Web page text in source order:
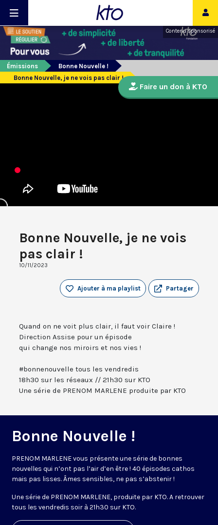
Contenu sponsorisé
Émissions
Bonne Nouvelle !
Bonne Nouvelle, je ne vois pas clair !
Bonne Nouvelle, je ne vois
pas clair !
10/11/2023
Partager
Ajouter à ma playlist
Quand on ne voit plus clair, il faut voir Claire !
Direction Assise pour un épisode
qui change nos miroirs et nos vies !
#bonnenouvelle tous les vendredis
18h30 sur les réseaux // 21h30 sur KTO
Une série de PRENOM MARLENE produite par KTO
Bonne Nouvelle !
PRENOM MARLENE vous présente une série de bonnes
nouvelles qui n’ont pas l’air d’en être ! 40 épisodes cathos
mais pas lisses. Âmes sensibles, ne pas s’abstenir !
Une série de PRENOM MARLENE, produite par KTO. A retrouver
tous les vendredis soir à 21h30 sur KTO.
Faire un don à KTO